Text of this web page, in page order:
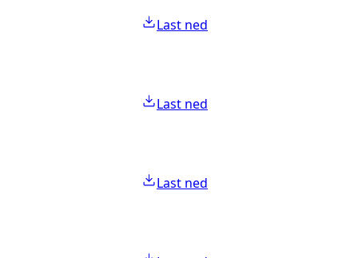
Last ned
Last ned
Last ned